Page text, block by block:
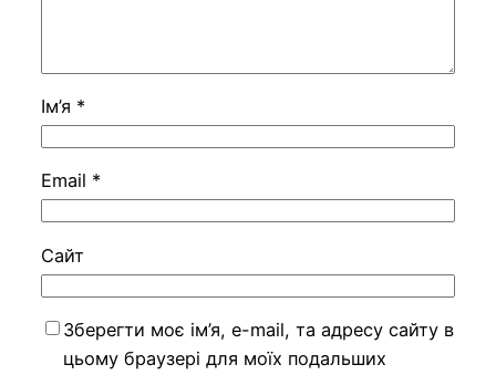
Ім’я *
Email *
Сайт
Зберегти моє ім’я, e-mail, та адресу сайту в
цьому браузері для моїх подальших